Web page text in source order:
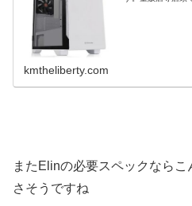
kmtheliberty.com
またElinの必要スペックなら
さそうですね